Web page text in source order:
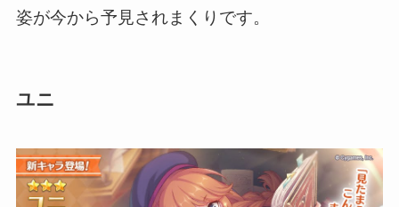
姿が今から予見されまくりです。
ユニ